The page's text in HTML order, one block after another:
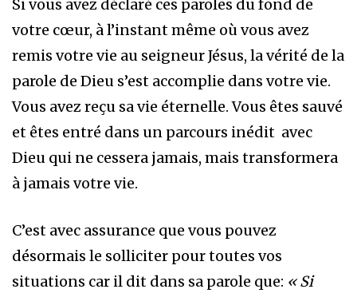
Si vous avez déclaré ces paroles du fond de
votre cœur, à l’instant même où vous avez
remis votre vie au seigneur Jésus, la vérité de la
parole de Dieu s’est accomplie dans votre vie.
Vous avez reçu sa vie éternelle. Vous êtes sauvé
et êtes entré dans un parcours inédit avec
Dieu qui ne cessera jamais, mais transformera
à jamais votre vie.
C’est avec assurance que vous pouvez
désormais le solliciter pour toutes vos
situations car il dit dans sa parole que: « Si